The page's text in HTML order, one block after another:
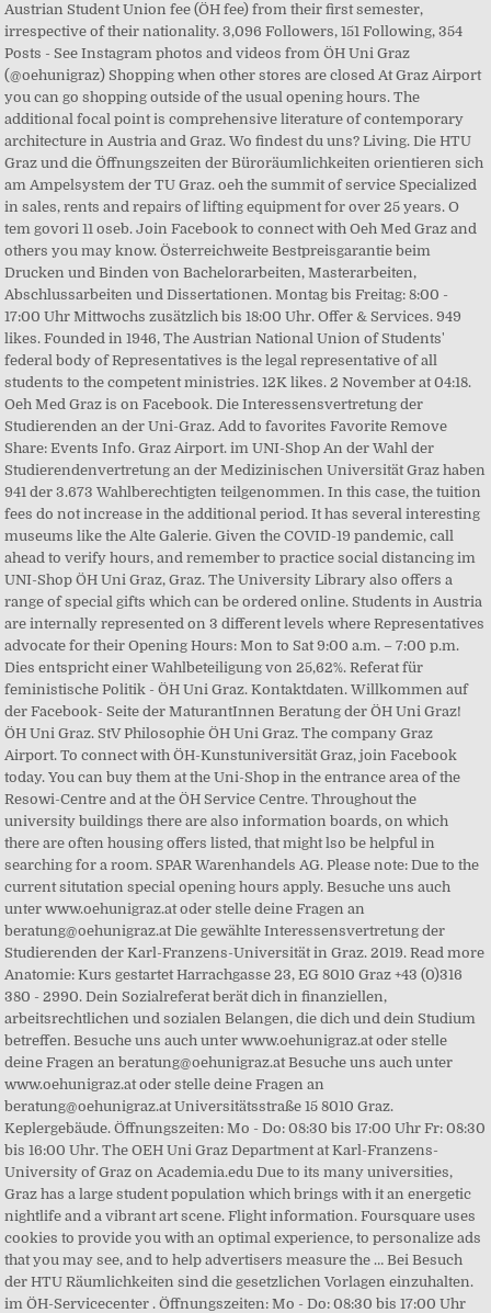
Austrian Student Union fee (ÖH fee) from their first semester,
irrespective of their nationality. 3,096 Followers, 151 Following, 354
Posts - See Instagram photos and videos from ÖH Uni Graz
(@oehunigraz) Shopping when other stores are closed At Graz Airport
you can go shopping outside of the usual opening hours. The
additional focal point is comprehensive literature of contemporary
architecture in Austria and Graz. Wo findest du uns? Living. Die HTU
Graz und die Öffnungszeiten der Büroräumlichkeiten orientieren sich
am Ampelsystem der TU Graz. oeh the summit of service Specialized
in sales, rents and repairs of lifting equipment for over 25 years. O
tem govori 11 oseb. Join Facebook to connect with Oeh Med Graz and
others you may know. Österreichweite Bestpreisgarantie beim
Drucken und Binden von Bachelorarbeiten, Masterarbeiten,
Abschlussarbeiten und Dissertationen. Montag bis Freitag: 8:00 -
17:00 Uhr Mittwochs zusätzlich bis 18:00 Uhr. Offer & Services. 949
likes. Founded in 1946, The Austrian National Union of Students'
federal body of Representatives is the legal representative of all
students to the competent ministries. 12K likes. 2 November at 04:18.
Oeh Med Graz is on Facebook. Die Interessensvertretung der
Studierenden an der Uni-Graz. Add to favorites Favorite Remove
Share: Events Info. Graz Airport. im UNI-Shop An der Wahl der
Studierendenvertretung an der Medizinischen Universität Graz haben
941 der 3.673 Wahlberechtigten teilgenommen. In this case, the tuition
fees do not increase in the additional period. It has several interesting
museums like the Alte Galerie. Given the COVID-19 pandemic, call
ahead to verify hours, and remember to practice social distancing im
UNI-Shop ÖH Uni Graz, Graz. The University Library also offers a
range of special gifts which can be ordered online. Students in Austria
are internally represented on 3 different levels where Representatives
advocate for their Opening Hours: Mon to Sat 9:00 a.m. – 7:00 p.m.
Dies entspricht einer Wahlbeteiligung von 25,62%. Referat für
feministische Politik - ÖH Uni Graz. Kontaktdaten. Willkommen auf
der Facebook- Seite der MaturantInnen Beratung der ÖH Uni Graz!
ÖH Uni Graz. StV Philosophie ÖH Uni Graz. The company Graz
Airport. To connect with ÖH-Kunstuniversität Graz, join Facebook
today. You can buy them at the Uni-Shop in the entrance area of the
Resowi-Centre and at the ÖH Service Centre. Throughout the
university buildings there are also information boards, on which
there are often housing offers listed, that might lso be helpful in
searching for a room. SPAR Warenhandels AG. Please note: Due to the
current situtation special opening hours apply. Besuche uns auch
unter www.oehunigraz.at oder stelle deine Fragen an
beratung@oehunigraz.at Die gewählte Interessensvertretung der
Studierenden der Karl-Franzens-Universität in Graz. 2019. Read more
Anatomie: Kurs gestartet Harrachgasse 23, EG 8010 Graz +43 (0)316
380 - 2990. Dein Sozialreferat berät dich in finanziellen,
arbeitsrechtlichen und sozialen Belangen, die dich und dein Studium
betreffen. Besuche uns auch unter www.oehunigraz.at oder stelle
deine Fragen an beratung@oehunigraz.at Besuche uns auch unter
www.oehunigraz.at oder stelle deine Fragen an
beratung@oehunigraz.at Universitätsstraße 15 8010 Graz.
Keplergebäude. Öffnungszeiten: Mo - Do: 08:30 bis 17:00 Uhr Fr: 08:30
bis 16:00 Uhr. The OEH Uni Graz Department at Karl-Franzens-
University of Graz on Academia.edu Due to its many universities,
Graz has a large student population which brings with it an energetic
nightlife and a vibrant art scene. Flight information. Foursquare uses
cookies to provide you with an optimal experience, to personalize ads
that you may see, and to help advertisers measure the … Bei Besuch
der HTU Räumlichkeiten sind die gesetzlichen Vorlagen einzuhalten.
im ÖH-Servicecenter . Öffnungszeiten: Mo - Do: 08:30 bis 17:00 Uhr